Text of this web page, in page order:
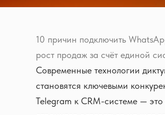
10 причин подключить
рост продаж за счёт единой
Современные технологии
становятся ключевыми
Telegram к CRM-системе —